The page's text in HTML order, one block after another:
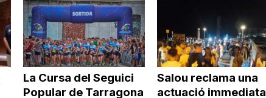
La Cursa del Seguici
Popular de Tarragona
Salou reclama una
actuació immediata